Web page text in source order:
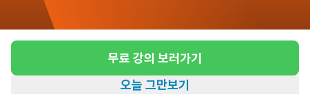
무료 강의 보러가기
오늘 그만보기